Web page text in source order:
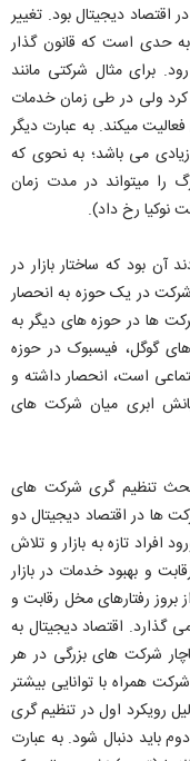
اقتصاد دیجیتال بود. تغییر
حدی است که قانون گذار
برای مثال شرکتی مانند
ولی در طی زمان خدمات
میکند. به عبارت دیگر
می باشد؛ به نحوی که
فراز و فرودهای این بازار حتی شرکت های بزرگ را می‎تواند در مدت زمان
نوکیا رخ داد).
آن بود که ساختار بازار در
در یک حوزه به انحصار
ها در حوزه های دیگر به
گوگل، فیسبوک در حوزه
است، انحصار داشته و
ابری میان شرکت های
بحث تنظیم گری شرکت های
ها در اقتصاد دیجیتال دو
افراد تازه به بازار و تلاش
و بهبود خدمات در بازار
رفتارهای مخل رقابت و
گذارد. اقتصاد دیجیتال به
شرکت های بزرگی در هر
همراه با توانایی بیشتر
رویکرد اول در تنظیم گری
باید دنبال شود. به عبارت